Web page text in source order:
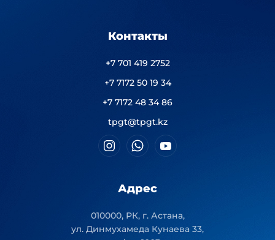
Контакты
+7 701 419 2752
+7 7172 50 19 34
+7 7172 48 34 86
tpgt@tpgt.kz
Адрес
010000, РК, г. Астана,
ул. Динмухамеда Кунаева 33,